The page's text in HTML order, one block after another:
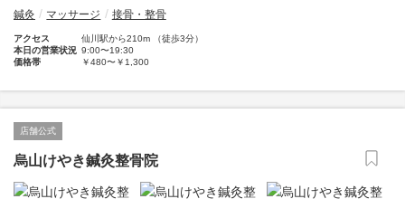
鍼灸 マッサージ 接骨・整骨
アクセス
仙川駅から210m （徒歩3分）
本日の営業状況 9:00〜19:30
価格帯
￥480〜￥1,300
店舗公式
烏山けやき鍼灸整骨院